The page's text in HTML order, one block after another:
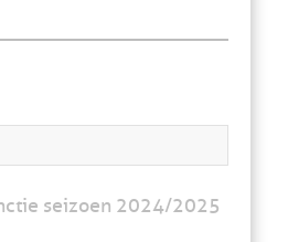
seizoen 2024/2025